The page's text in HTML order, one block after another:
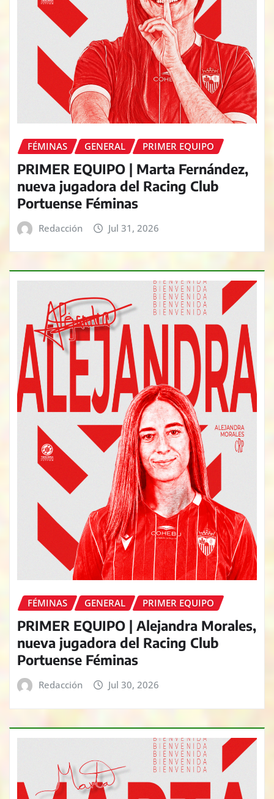
FÉMINAS GENERAL PRIMER EQUIPO
PRIMER EQUIPO | Marta Fernández,
nueva jugadora del Racing Club
Portuense Féminas
Redacción Jul 31, 2026
FÉMINAS GENERAL PRIMER EQUIPO
PRIMER EQUIPO | Alejandra Morales,
nueva jugadora del Racing Club
Portuense Féminas
Redacción Jul 30, 2026